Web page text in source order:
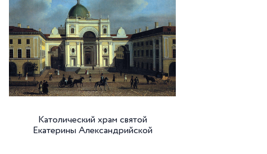
Католический храм святой
Екатерины Александрийской